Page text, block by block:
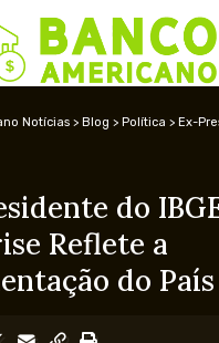
Notícias > Blog > Política > Ex-Presidente
do
Reflete a
do País